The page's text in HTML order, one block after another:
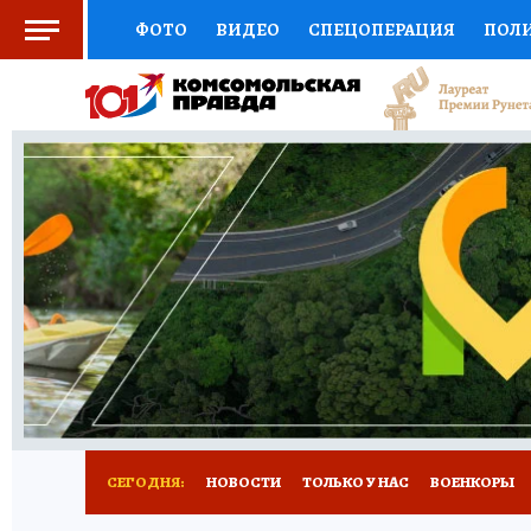
ФОТО ВИДЕО СПЕЦОПЕРАЦИЯ
СОЦПОДДЕРЖКА НАУКА СПОРТ
ВЫБОР ЭКСПЕРТОВ ДОКТОР
КНИЖНАЯ ПОЛКА ПРОГНОЗЫ НА СПОРТ
ПРЕСС-ЦЕНТР НЕДВИЖИМОСТЬ
РАДИО КП РЕКЛАМА ТЕСТЫ НОВОЕ
СЕГОДНЯ: НОВОСТИ ТОЛЬКО У НАС ВОЕНКОРЫ